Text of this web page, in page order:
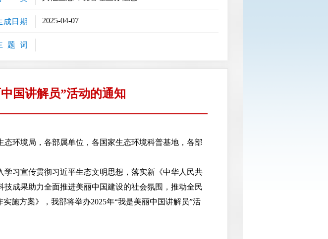
成日期 2025-04-07
题 词
国讲解员”活动的通知
环境局，各部属单位，各国家生态环境科普基地，各部
习宣传贯彻习近平生态文明思想，落实新《中华人民共
成果助力全面推进美丽中国建设的社会氛围，推动全民
施方案》，我部将举办2025年“我是美丽中国讲解员”活